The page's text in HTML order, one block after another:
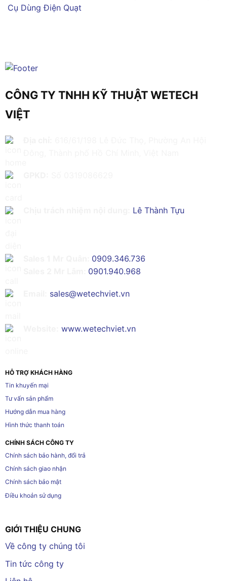
Cụ Dùng Điện Quạt
CÔNG TY TNHH KỸ THUẬT WETECH
VIỆT
Lê Thành Tựu
0909.346.736
0901.940.968
sales@wetechviet.vn
www.wetechviet.vn
HỖ TRỢ KHÁCH HÀNG
Tin khuyến mại
Tư vấn sản phẩm
Hướng dẫn mua hàng
Hình thức thanh toán
CHÍNH SÁCH CÔNG TY
Chính sách bảo hành, đổi trả
Chính sách giao nhận
Chính sách bảo mật
Điều khoản sử dụng
GIỚI THIỆU CHUNG
Về công ty chúng tôi
Tin tức công ty